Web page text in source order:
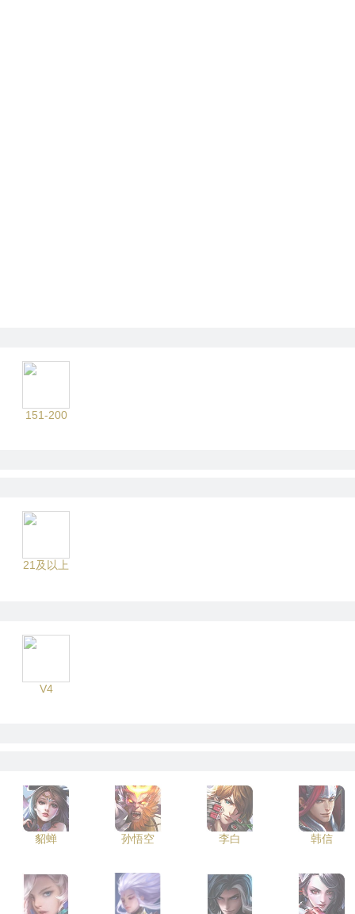
151-200
21及以上
V4
貂蝉 孙悟空 李白 韩信